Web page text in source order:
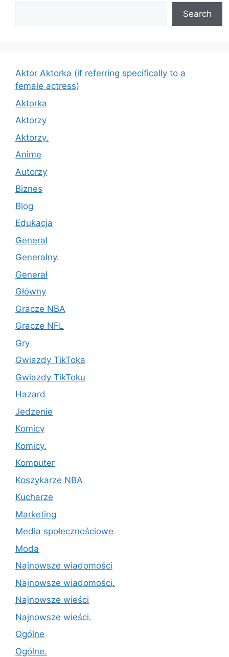
Search
Aktor Aktorka (if referring specifically to a
female actress)
Aktorka
Aktorzy
Aktorzy.
Anime
Autorzy
Biznes
Blog
Edukacja
General
Generalny.
Generał
Główny
Gracze NBA
Gracze NFL
Gry
Gwiazdy TikToka
Gwiazdy TikToku
Hazard
Jedzenie
Komicy
Komicy.
Komputer
Koszykarze NBA
Kucharze
Marketing
Media społecznościowe
Moda
Najnowsze wiadomości
Najnowsze wiadomości.
Najnowsze wieści
Najnowsze wieści.
Ogólne
Ogólne.